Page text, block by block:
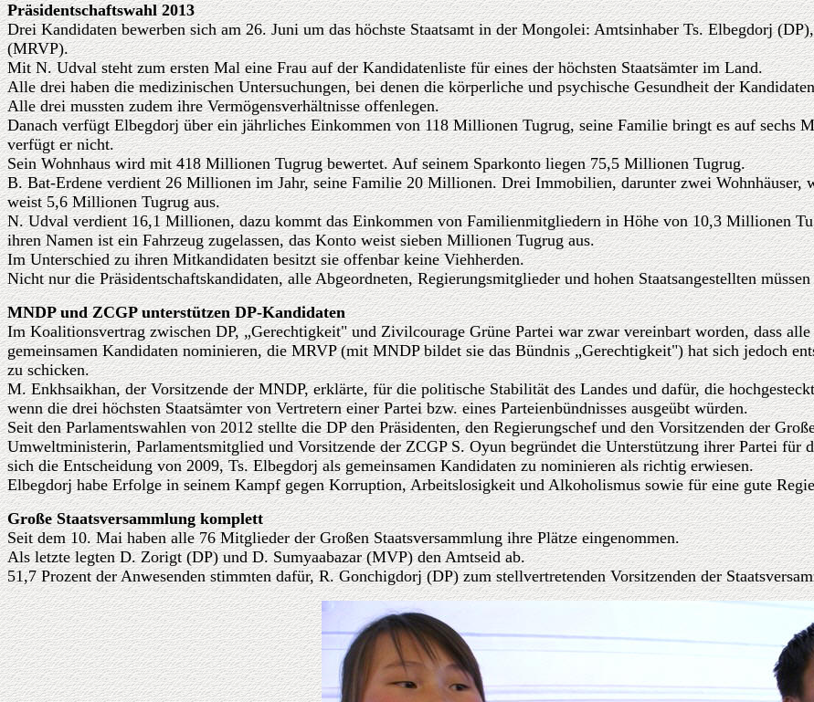
Präsidentschaftswahl 2013
Drei Kandidaten bewerben sich am 26. Juni um das höchste Staatsamt in der Mongolei: Amtsinhaber Ts. Elbegdorj
(MRVP).
Mit N. Udval steht zum ersten Mal eine Frau auf der Kandidatenliste für eines der höchsten Staatsämter im Land.
Alle drei haben die medizinischen Untersuchungen, bei denen die körperliche und psychische Gesundheit der
Alle drei mussten zudem ihre Vermögensverhältnisse offenlegen.
Danach verfügt Elbegdorj über ein jährliches Einkommen von 118 Millionen Tugrug, seine Familie bringt es auf sechs
verfügt er nicht.
Sein Wohnhaus wird mit 418 Millionen Tugrug bewertet. Auf seinem Sparkonto liegen 75,5 Millionen Tugrug.
B. Bat-Erdene verdient 26 Millionen im Jahr, seine Familie 20 Millionen. Drei Immobilien, darunter zwei Wohnhäuser,
weist 5,6 Millionen Tugrug aus.
N. Udval verdient 16,1 Millionen, dazu kommt das Einkommen von Familienmitgliedern in Höhe von 10,3 Millionen
ihren Namen ist ein Fahrzeug zugelassen, das Konto weist sieben Millionen Tugrug aus.
Im Unterschied zu ihren Mitkandidaten besitzt sie offenbar keine Viehherden.
Nicht nur die Präsidentschaftskandidaten, alle Abgeordneten, Regierungsmitglieder und hohen Staatsangestellten
MNDP und ZCGP unterstützen DP-Kandidaten
Im Koalitionsvertrag zwischen DP, „Gerechtigkeit" und Zivilcourage Grüne Partei war zwar vereinbart worden, dass
gemeinsamen Kandidaten nominieren, die MRVP (mit MNDP bildet sie das Bündnis „Gerechtigkeit") hat sich jedoch
zu schicken.
M. Enkhsaikhan, der Vorsitzende der MNDP, erklärte, für die politische Stabilität des Landes und dafür, die
wenn die drei höchsten Staatsämter von Vertretern einer Partei bzw. eines Parteienbündnisses ausgeübt würden.
Seit den Parlamentswahlen von 2012 stellte die DP den Präsidenten, den Regierungschef und den Vorsitzenden der
Umweltministerin, Parlamentsmitglied und Vorsitzende der ZCGP S. Oyun begründet die Unterstützung ihrer Partei für
sich die Entscheidung von 2009, Ts. Elbegdorj als gemeinsamen Kandidaten zu nominieren als richtig erwiesen.
Elbegdorj habe Erfolge in seinem Kampf gegen Korruption, Arbeitslosigkeit und Alkoholismus sowie für eine gute
Große Staatsversammlung komplett
Seit dem 10. Mai haben alle 76 Mitglieder der Großen Staatsversammlung ihre Plätze eingenommen.
Als letzte legten D. Zorigt (DP) und D. Sumyaabazar (MVP) den Amtseid ab.
51,7 Prozent der Anwesenden stimmten dafür, R. Gonchigdorj (DP) zum stellvertretenden Vorsitzenden der